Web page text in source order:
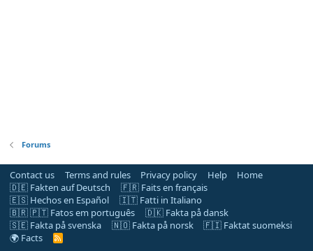
Forums
Contact us Terms and rules Privacy policy Help
Home
🇩🇪 Fakten auf Deutsch
🇫🇷 Faits en français
🇪🇸 Hechos en Español
🇮🇹 Fatti in Italiano
🇧🇷 🇵🇹 Fatos em português
🇩🇰 Fakta på dansk
🇸🇪 Fakta på svenska
🇳🇴 Fakta på norsk
🇫🇮 Faktat suomeksi
🌍 Facts
R